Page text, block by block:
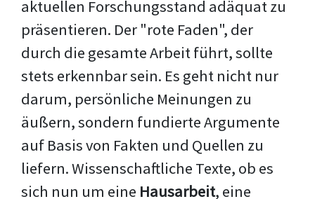
aktuellen Forschungsstand adäquat zu
präsentieren. Der "rote Faden", der
durch die gesamte Arbeit führt, sollte
stets erkennbar sein. Es geht nicht nur
darum, persönliche Meinungen zu
äußern, sondern fundierte Argumente
auf Basis von Fakten und Quellen zu
liefern. Wissenschaftliche Texte, ob es
sich nun um eine Hausarbeit, eine